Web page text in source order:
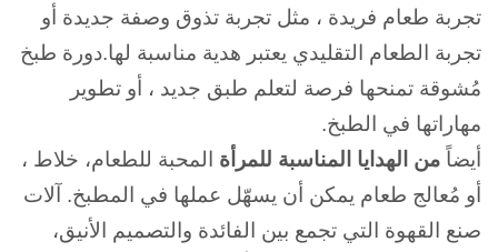
تجربة طعام فريدة ، مثل تجربة تذوق وصفة جديدة أو
تجربة الطعام التقليدي يعتبر هدية مناسبة لها.دورة طبخ
مُشوقة تمنحها فرصة لتعلم طبق جديد ، أو تطوير
مهاراتها في الطبخ.
أيضاً من الهدايا المناسبة للمرأة المحبة للطعام، خلاط ،
أو مُعالج طعام يمكن أن يسهّل عملها في المطبخ. آلات
صنع القهوة التي تجمع بين الفائدة والتصميم الأنيق،